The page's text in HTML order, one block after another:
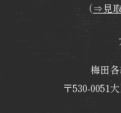
（⇒見
梅田
〒530-0051